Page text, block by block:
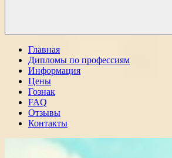
Главная
Дипломы по профессиям
Информация
Цены
Гознак
FAQ
Отзывы
Контакты